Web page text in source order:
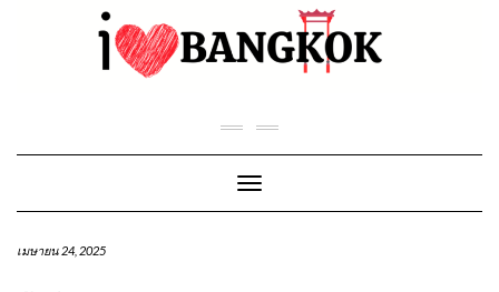
Toggle Navigation
เมษายน 24, 2025